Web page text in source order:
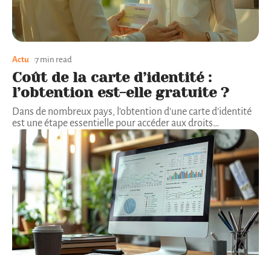
Actu 7 min read
Coût de la carte d’identité :
l’obtention est-elle gratuite ?
Dans de nombreux pays, l'obtention d'une carte d'identité
est une étape essentielle pour accéder aux droits…